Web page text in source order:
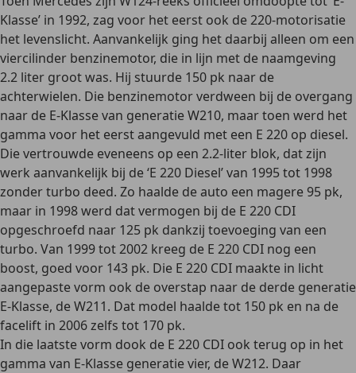
Klasse’ in 1992, zag voor het eerst ook de220-motorisatie
het levenslicht. Aanvankelijk ging het daarbij alleen om een
viercilinder benzinemotor, die in lijn met de naamgeving
2.2 liter groot was. Hij stuurde 150 pk naar de
achterwielen. Die benzinemotor verdween bij de overgang
naar de E-Klasse van generatie W210, maar toen werd het
gamma voor het eerst aangevuld met een E 220 op diesel.
Die vertrouwde eveneens op een 2.2-liter blok, dat zijn
werk aanvankelijk bij de ‘E 220 Diesel’ van 1995 tot 1998
zonder turbo deed. Zo haalde de auto een magere 95 pk,
maar in 1998 werd dat vermogen bij de E 220 CDI
opgeschroefd naar 125 pk dankzij toevoeging van een
turbo. Van 1999 tot 2002 kreeg de E 220 CDI nog een
boost, goed voor 143 pk. Die E 220 CDI maakte in licht
aangepaste vorm ook de overstap naar de derde generatie
E-Klasse, de W211. Dat model haalde tot 150 pk en na de
facelift in 2006 zelfs tot 170 pk.
In die laatste vorm dook de E 220 CDI ook terug op in het
gamma van E-Klasse generatie vier, de W212. Daar